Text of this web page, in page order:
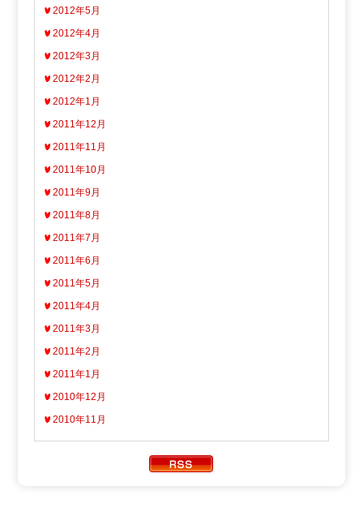
2012年5月
2012年4月
2012年3月
2012年2月
2012年1月
2011年12月
2011年11月
2011年10月
2011年9月
2011年8月
2011年7月
2011年6月
2011年5月
2011年4月
2011年3月
2011年2月
2011年1月
2010年12月
2010年11月